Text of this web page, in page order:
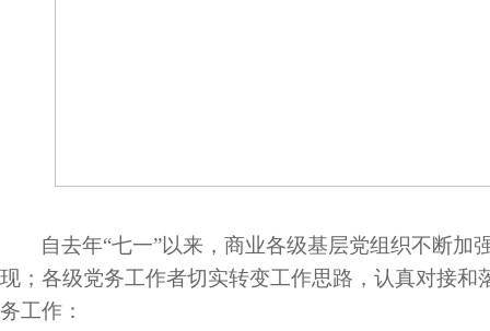
自去年“七一”以来，商业各级基层党组织不断
现；各级党务工作者切实转变工作思路，认真对接和
务工作：